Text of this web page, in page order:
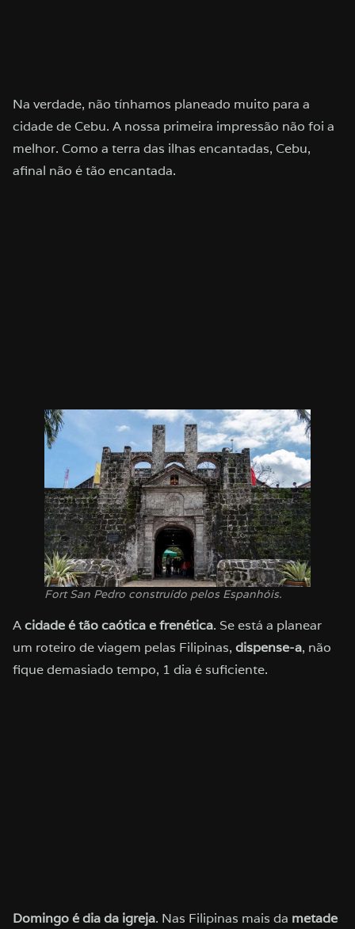
Na verdade, não tínhamos planeado muito para a
cidade de Cebu. A nossa primeira impressão não foi a
melhor. Como a terra das ilhas encantadas, Cebu,
afinal não é tão encantada.
Fort San Pedro construído pelos Espanhóis.
Acidade é tão caótica e frenética. Se está a planear
um roteiro de viagem pelas Filipinas, dispense-a, não
fique demasiado tempo, 1 dia é suficiente.
Domingo é dia da igreja. Nas Filipinas mais da metade